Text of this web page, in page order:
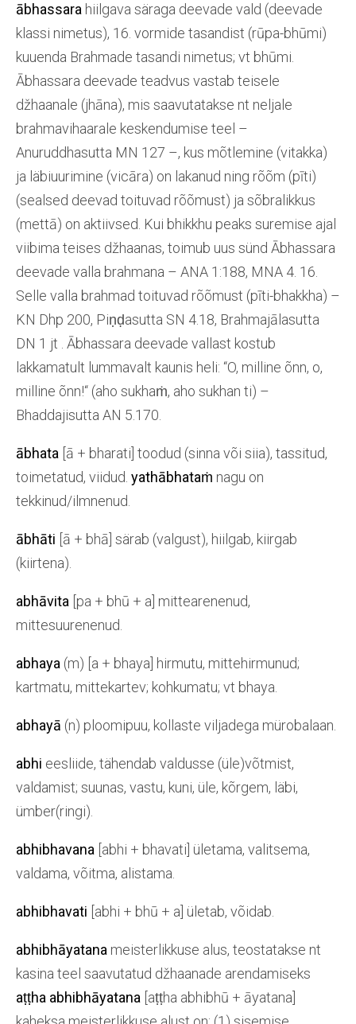
ābhassara hiilgava säraga deevade vald (deevade
klassi nimetus), 16. vormide tasandist (rūpa-bhūmi)
kuuenda Brahmade tasandi nimetus; vt bhūmi.
Ābhassara deevade teadvus vastab teisele
džhaanale (jhāna), mis saavutatakse nt neljale
brahmavihaarale keskendumise teel –
Anuruddhasutta MN 127 –, kus mõtlemine (vitakka)
ja läbiuurimine (vicāra) on lakanud ning rõõm (pīti)
(sealsed deevad toituvad rõõmust) ja sõbralikkus
(mettā) on aktiivsed. Kui bhikkhu peaks suremise ajal
viibima teises džhaanas, toimub uus sünd Ābhassara
deevade valla brahmana – ANA 1:188, MNA 4. 16.
Selle valla brahmad toituvad rõõmust (pīti-bhakkha) –
KN Dhp 200, Piṇḍasutta SN 4.18, Brahmajālasutta
DN 1 jt . Ābhassara deevade vallast kostub
lakkamatult lummavalt kaunis heli: “O, milline õnn, o,
milline õnn!“ (aho sukhaṁ, aho sukhan ti) –
Bhaddajisutta AN 5.170.
ābhata [ā + bharati] toodud (sinna või siia), tassitud,
toimetatud, viidud. yathābhataṁ nagu on
tekkinud/ilmnenud.
ābhāti [ā + bhā] särab (valgust), hiilgab, kiirgab
(kiirtena).
abhāvita [pa + bhū + a] mittearenenud,
mittesuurenenud.
abhaya (m) [a + bhaya] hirmutu, mittehirmunud;
kartmatu, mittekartev; kohkumatu; vt bhaya.
abhayā (n) ploomipuu, kollaste viljadega mürobalaan.
abhi eesliide, tähendab valdusse (üle)võtmist,
valdamist; suunas, vastu, kuni, üle, kõrgem, läbi,
ümber(ringi).
abhibhavana [abhi + bhavati] ületama, valitsema,
valdama, võitma, alistama.
abhibhavati [abhi + bhū + a] ületab, võidab.
abhibhāyatana meisterlikkuse alus, teostatakse nt
kasina teel saavutatud džhaanade arendamiseks
aṭṭha abhibhāyatana [aṭṭha abhibhū + āyatana]